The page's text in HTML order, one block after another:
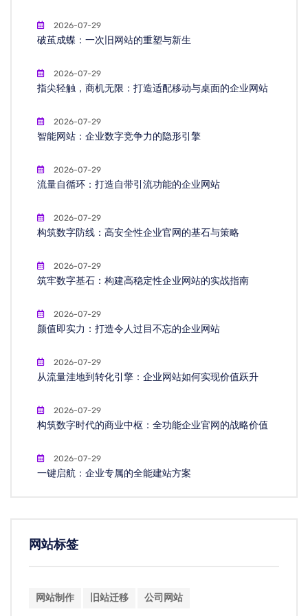
2026-07-29
破茧成蝶：一次旧网站的重塑与新生
2026-07-29
指尖轻触，商机无限：打造适配移动与桌面的企业网站
2026-07-29
智能网站：企业数字竞争力的隐形引擎
2026-07-29
流量自循环：打造自带引流功能的企业网站
2026-07-29
构筑数字防线：高安全性企业官网的基石与策略
2026-07-29
筑牢数字基石：构建高稳定性企业网站的实战指南
2026-07-29
颜值即实力：打造令人过目不忘的企业网站
2026-07-29
从流量洼地到转化引擎：企业网站如何实现价值跃升
2026-07-29
构筑数字时代的商业中枢：全功能企业官网的战略价值
2026-07-29
一键启航：企业专属的全能建站方案
网站标签
网站制作 旧站迁移 公司网站